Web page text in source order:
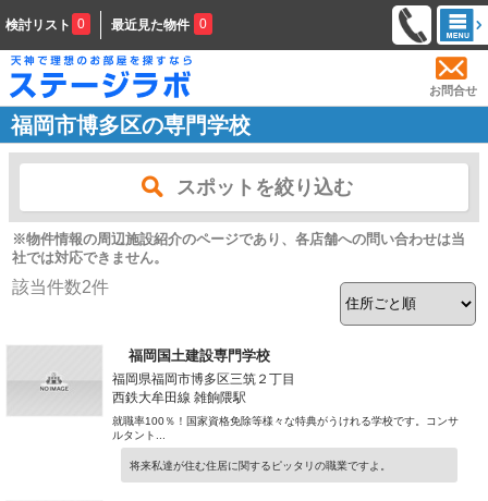
検討リスト 0 最近見た物件 0
お問合せ
福岡市博多区の専門学校
スポットを絞り込む
※物件情報の周辺施設紹介のページであり、各店舗への問い合わせは当
社では対応できません。
該当件数2件
福岡国土建設専門学校
福岡県福岡市博多区三筑２丁目
西鉄大牟田線 雑餉隈駅
就職率100％！国家資格免除等様々な特典がうけれる学校です。コンサ
ルタント...
将来私達が住む住居に関するピッタリの職業ですよ。